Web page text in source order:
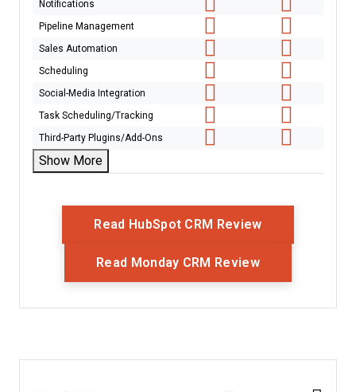
Notifications
Pipeline Management
Sales Automation
Scheduling
Social-Media Integration
Task Scheduling/Tracking
Third-Party Plugins/Add-Ons
Show More
Read HubSpot CRM ReviewOpens New
Read Monday CRM ReviewOpens New